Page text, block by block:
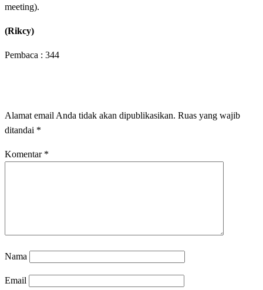
meeting).
(Rikcy)
Pembaca : 344
Alamat email Anda tidak akan dipublikasikan. Ruas yang wajib
ditandai *
Komentar *
Nama
Email